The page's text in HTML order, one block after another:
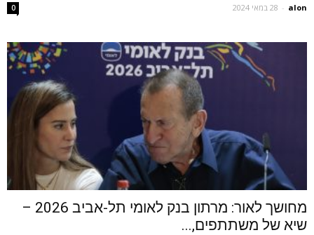
alon
- 28 במאי 2024 0
מחושך לאור: מרתון בנק לאומי תל-אביב 2026 –
שיא של משתתפים,...